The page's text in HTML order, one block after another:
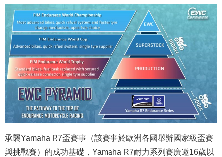
承襲Yamaha R7盃賽事（該賽事於歐洲各國舉辦國家級盃賽
與挑戰賽）的成功基礎，Yamaha R7耐力系列賽廣邀16歲以